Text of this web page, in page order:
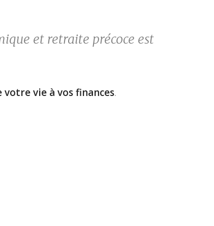
et retraite précoce est
votre vie à vos finances.